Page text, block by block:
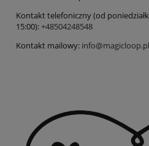
Kontakt telefoniczny (od
15:00):+48504248548
Kontakt mailowy: info@magicloop.pl